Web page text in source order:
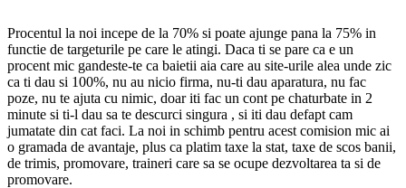
Procentul la noi incepe de la 70% si poate ajunge pana la 75% in
functie de targeturile pe care le atingi. Daca ti se pare ca e un
procent mic gandeste-te ca baietii aia care au site-urile alea unde zic
ca ti dau si 100%, nu au nicio firma, nu-ti dau aparatura, nu fac
poze, nu te ajuta cu nimic, doar iti fac un cont pe chaturbate in 2
minute si ti-l dau sa te descurci singura , si iti dau defapt cam
jumatate din cat faci. La noi in schimb pentru acest comision mic ai
o gramada de avantaje, plus ca platim taxe la stat, taxe de scos banii,
de trimis, promovare, traineri care sa se ocupe dezvoltarea ta si de
promovare.